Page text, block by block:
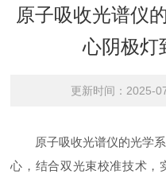
原子吸收光谱仪
心阴极灯
更新时间：
原子吸收光谱仪的光学系
心，结合双光束校准技术，